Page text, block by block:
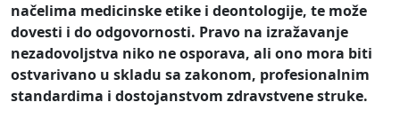
načelima medicinske etike i deontologije, te može
dovesti i do odgovornosti. Pravo na izražavanje
nezadovoljstva niko ne osporava, ali ono mora biti
ostvarivano u skladu sa zakonom, profesionalnim
standardima i dostojanstvom zdravstvene struke.